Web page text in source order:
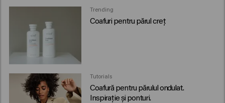
Trending
Coafuri pentru părul creț
Tutorials
Coafură pentru părulul ondulat.
Inspirație și ponturi.